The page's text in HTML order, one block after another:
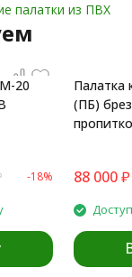
палатки из ПВХ
20
-18%
Палатка
(ПБ)
88 000 ₽